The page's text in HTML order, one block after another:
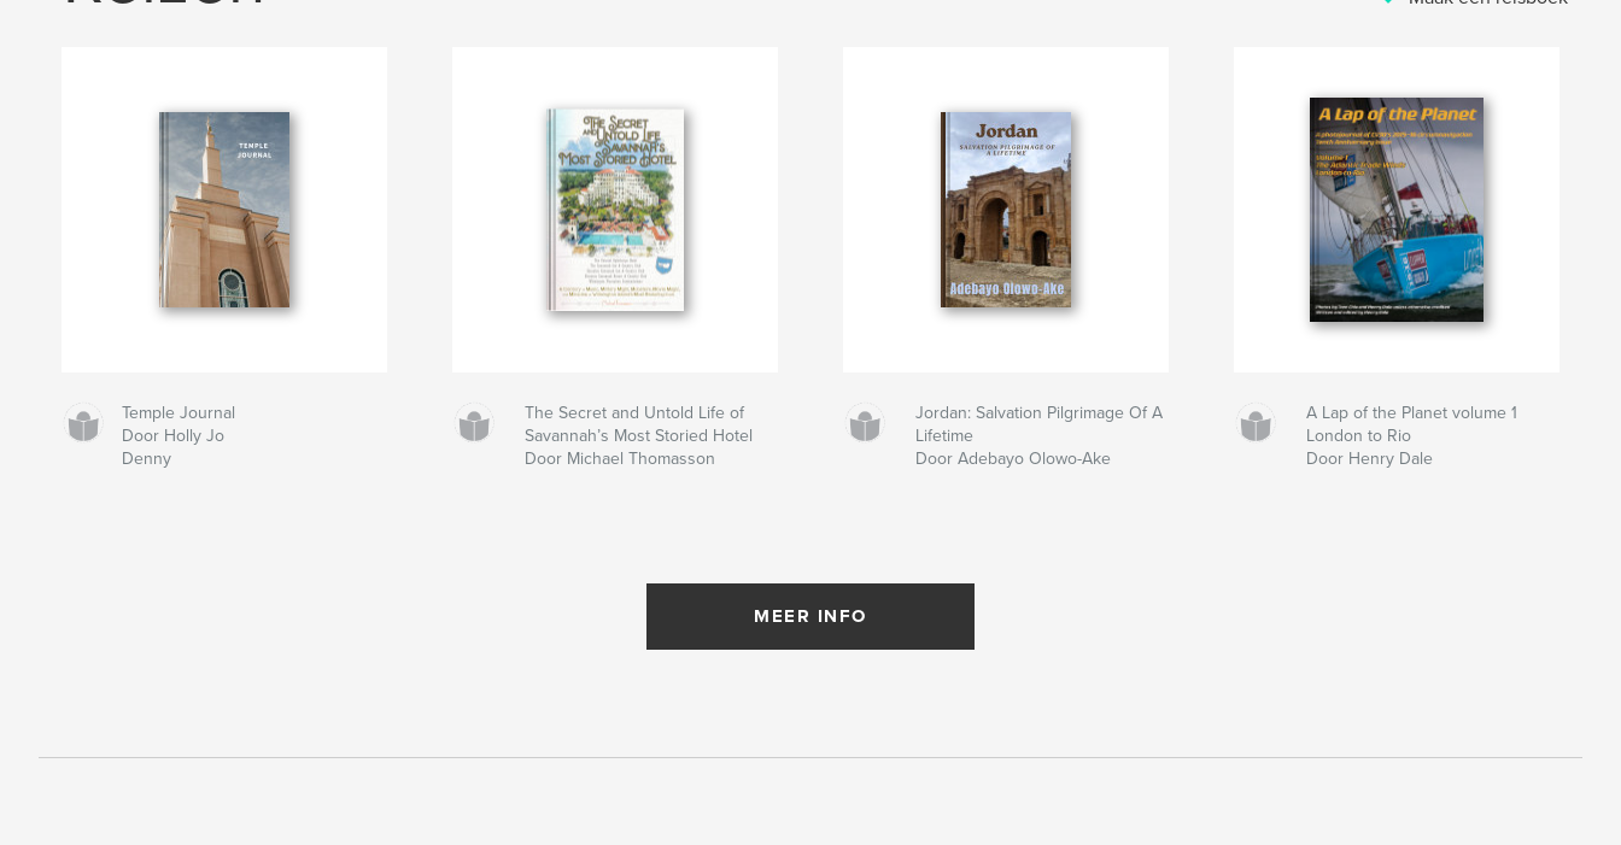
Temple Journal
Door Holly Jo
Denny
The Secret and Untold Life of
Savannah’s Most Storied Hotel
Door Michael Thomasson
Jordan: Salvation Pilgrimage Of A
Lifetime
Door Adebayo Olowo-Ake
A Lap of the Planet volume 1
London to Rio
Door Henry Dale
MEER INFO